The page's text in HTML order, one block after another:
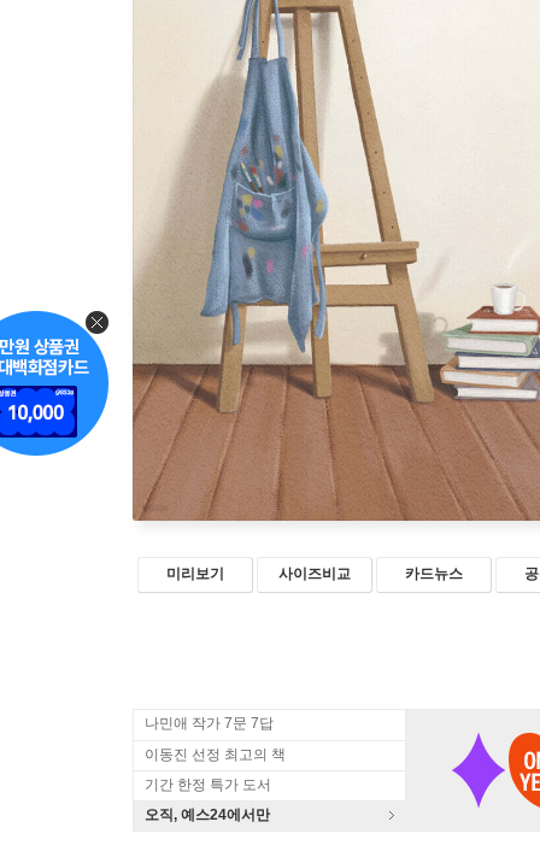
미리보기 사이즈비교 카드뉴스
나민애 작가 7문 7답
이동진 선정 최고의 책
기간 한정 특가 도서
오직, 예스24에서만